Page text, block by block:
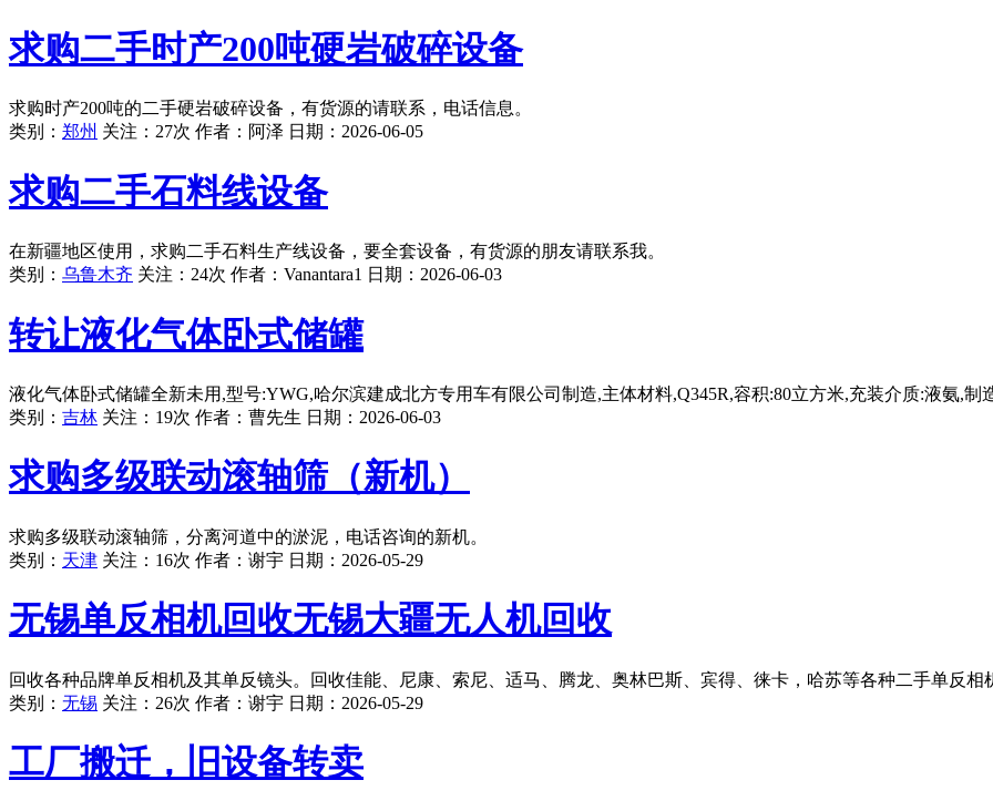
求购二手时产200吨硬岩破碎设备
求购时产200吨的二手硬岩破碎设备，有货源的请联系，电话信息。
类别： 郑州 关注：27次 作者： 阿泽 日期： 2026-06-05
求购二手石料线设备
在新疆地区使用，求购二手石料生产线设备，要全套设备，有货源的朋友请联系我。
类别： 乌鲁木齐 关注：24次 作者： Vanantara1 日期： 2026-06-03
转让液化气体卧式储罐
液化气体卧式储罐全新未用,型号:YWG,哈尔滨建成北方专用车有限公司制造,主体材料,Q345R,容积:80立方米,充装介质:液氨,制
类别： 吉林 关注：19次 作者： 曹先生 日期： 2026-06-03
求购多级联动滚轴筛（新机）
求购多级联动滚轴筛，分离河道中的淤泥，电话咨询的新机。
类别： 天津 关注：16次 作者： 谢宇 日期： 2026-05-29
无锡单反相机回收无锡大疆无人机回收
回收各种品牌单反相机及其单反镜头。回收佳能、尼康、索尼、适马、腾龙、奥林巴斯、宾得、徕卡，哈苏等各种二手单反相
类别： 无锡 关注：26次 作者： 谢宇 日期： 2026-05-29
工厂搬迁，旧设备转卖